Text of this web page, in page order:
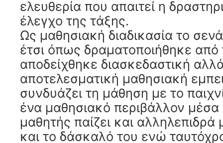
ελευθερία που απαιτεί η
έλεγχο της τάξης.
Ως μαθησιακή διαδικασία το
έτσι όπως δραματοποιήθηκε από
αποδείχθηκε διασκεδαστική
αποτελεσματική μαθησιακή
συνδυάζει τη μάθηση με το
ένα μαθησιακό περιβάλλον μέσα
μαθητής παίζει και
και το δάσκαλό του ενώ